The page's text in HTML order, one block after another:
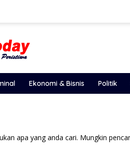
Ekonomi & Bisnis Politik
apa yang anda cari. Mungkin